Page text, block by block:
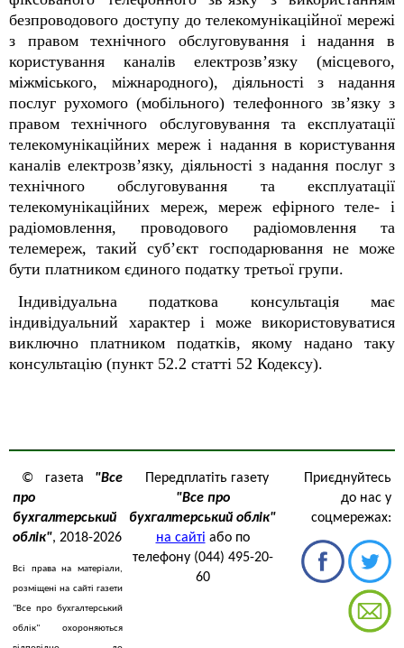
безпроводового доступу до телекомунікаційної мережі
з правом технічного обслуговування і надання в
користування каналів електрозв’язку (місцевого,
міжміського, міжнародного), діяльності з надання
послуг рухомого (мобільного) телефонного зв’язку з
правом технічного обслуговування та експлуатації
телекомунікаційних мереж і надання в користування
каналів електрозв’язку, діяльності з надання послуг з
технічного обслуговування та експлуатації
телекомунікаційних мереж, мереж ефірного теле- і
радіомовлення, проводового радіомовлення та
телемереж, такий суб’єкт господарювання не може
бути платником єдиного податку третьої групи.
Індивідуальна податкова консультація має
індивідуальний характер і може використовуватися
виключно платником податків, якому надано таку
консультацію (пункт 52.2 статті 52 Кодексу).
© газета "Все
про
бухгалтерський
облік", 2018-2026
Всі права на матеріали,
розміщені на сайті газети
"Все про бухгалтерський
облік" охороняються
Передплатіть газету
"Все про
бухгалтерський облік"
на сайті або по
телефону (044) 495-20-
60
Приєднуйтесь
до нас у
соцмережах: